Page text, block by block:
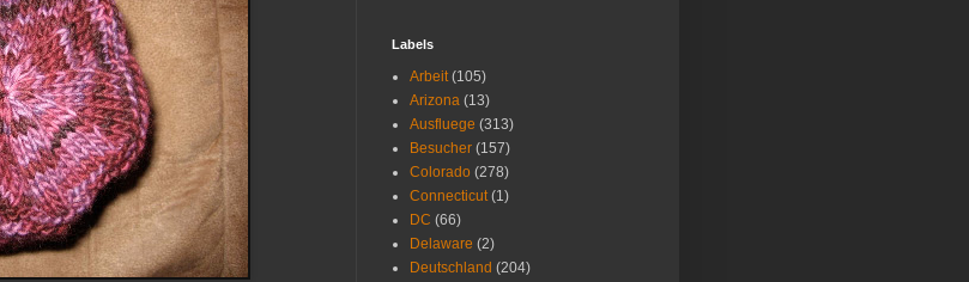
Labels
Arbeit (105)
Arizona (13)
Ausfluege (313)
Besucher (157)
Colorado (278)
Connecticut (1)
DC (66)
Delaware (2)
Deutschland (204)